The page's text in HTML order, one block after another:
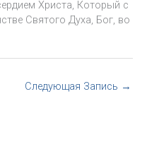
Христа, Который с
Святого Духа, Бог, во
Следующая Запись →